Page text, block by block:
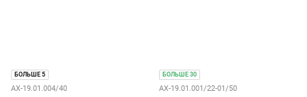
БОЛЬШЕ 5
AX-19.01.004/40
БОЛЬШЕ 30
AX-19.01.001/22-01/50